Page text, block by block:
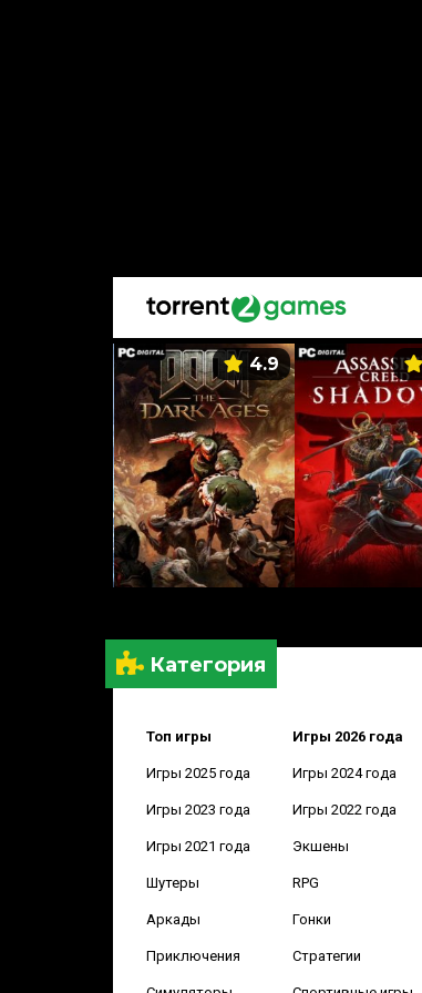
4.9
Категория
Топ игры Игры 2026 года
Игры 2025 года Игры 2024 года
Игры 2023 года Игры 2022 года
Игры 2021 года Экшены
Шутеры RPG
Аркады Гонки
Приключения Стратегии